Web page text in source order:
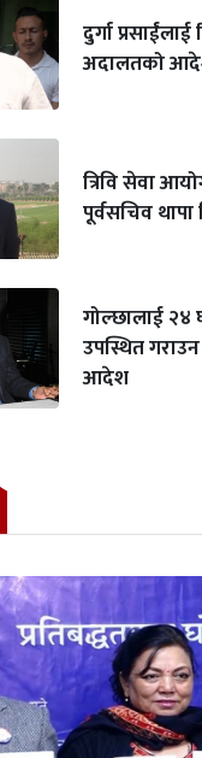
दुर्गा प्रसाईंलाई
अदालतको
त्रिवि सेवा
पूर्वसचिव थापा
गोल्छालाई २४
उपस्थित
आदेश